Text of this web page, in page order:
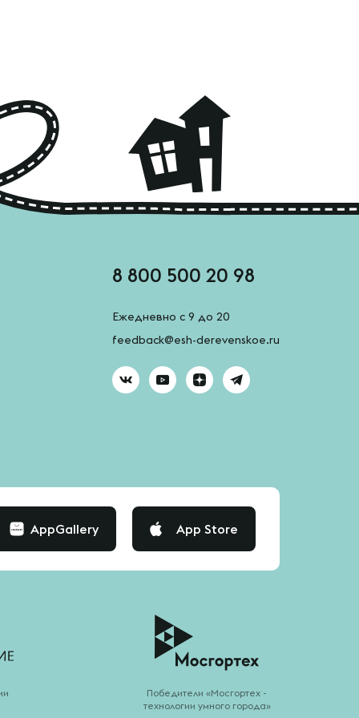
8 800 500 20 98
Ежедневно с 9 до 20
feedback@esh-derevenskoe.ru
AppGallery App Store
Победители «Мосгортех -
технологии умного города»